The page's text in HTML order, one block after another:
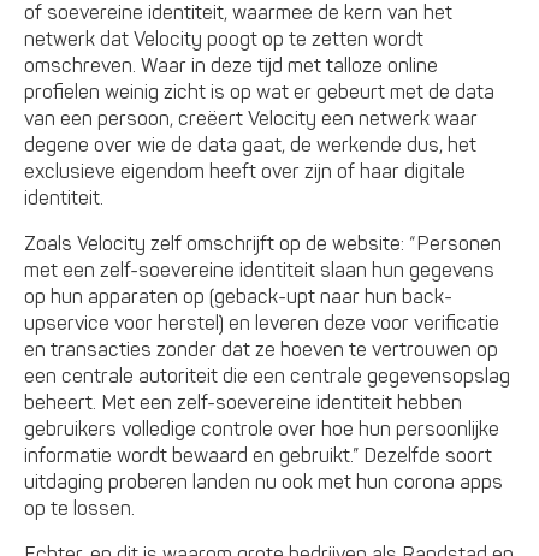
of soevereine identiteit, waarmee de kern van het
netwerk dat Velocity poogt op te zetten wordt
omschreven. Waar in deze tijd met talloze online
profielen weinig zicht is op wat er gebeurt met de data
van een persoon, creëert Velocity een netwerk waar
degene over wie de data gaat, de werkende dus, het
exclusieve eigendom heeft over zijn of haar digitale
identiteit.
Zoals Velocity zelf omschrijft op de website: “Personen
met een zelf-soevereine identiteit slaan hun gegevens
op hun apparaten op (geback-upt naar hun back-
upservice voor herstel) en leveren deze voor verificatie
en transacties zonder dat ze hoeven te vertrouwen op
een centrale autoriteit die een centrale gegevensopslag
beheert. Met een zelf-soevereine identiteit hebben
gebruikers volledige controle over hoe hun persoonlijke
informatie wordt bewaard en gebruikt.” Dezelfde soort
uitdaging proberen landen nu ook met hun corona apps
op te lossen.